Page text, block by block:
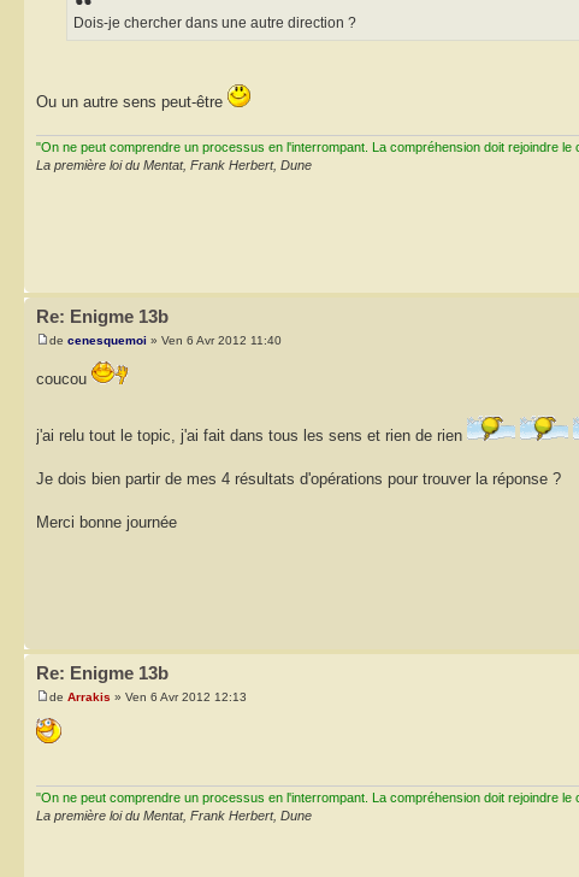
Dois-je chercher dans une autre direction ?
Ou un autre sens peut-être
"On ne peut comprendre un processus en l'interrompant. La compréhension doit rejoindre
La première loi du Mentat, Frank Herbert, Dune
Re: Enigme 13b
de cenesquemoi » Ven 6 Avr 2012 11:40
coucou
j'ai relu tout le topic, j'ai fait dans tous les sens et rien de rien
Je dois bien partir de mes 4 résultats d'opérations pour trouver la réponse ?
Merci bonne journée
Re: Enigme 13b
de Arrakis » Ven 6 Avr 2012 12:13
"On ne peut comprendre un processus en l'interrompant. La compréhension doit rejoindre
La première loi du Mentat, Frank Herbert, Dune